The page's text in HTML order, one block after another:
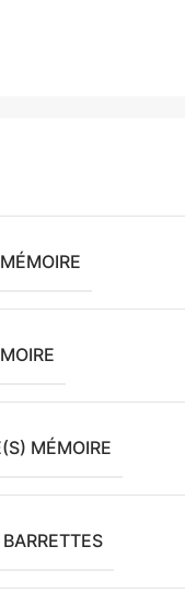
MÉMOIRE